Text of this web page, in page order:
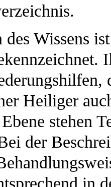
des Wissens
Heiliger
stehen
der
in